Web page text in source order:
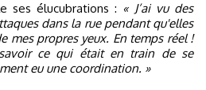
ses élucubrations : « J’ai vu des
dans la rue pendant qu'elles
mes propres yeux. En temps réel !
ce qui était en train de se
eu une coordination. »